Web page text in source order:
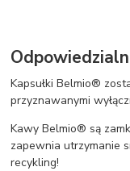
Kapsułki Belmio®
przyznawanymi
Kawy Belmio® są
zapewnia utrzymanie
recykling!